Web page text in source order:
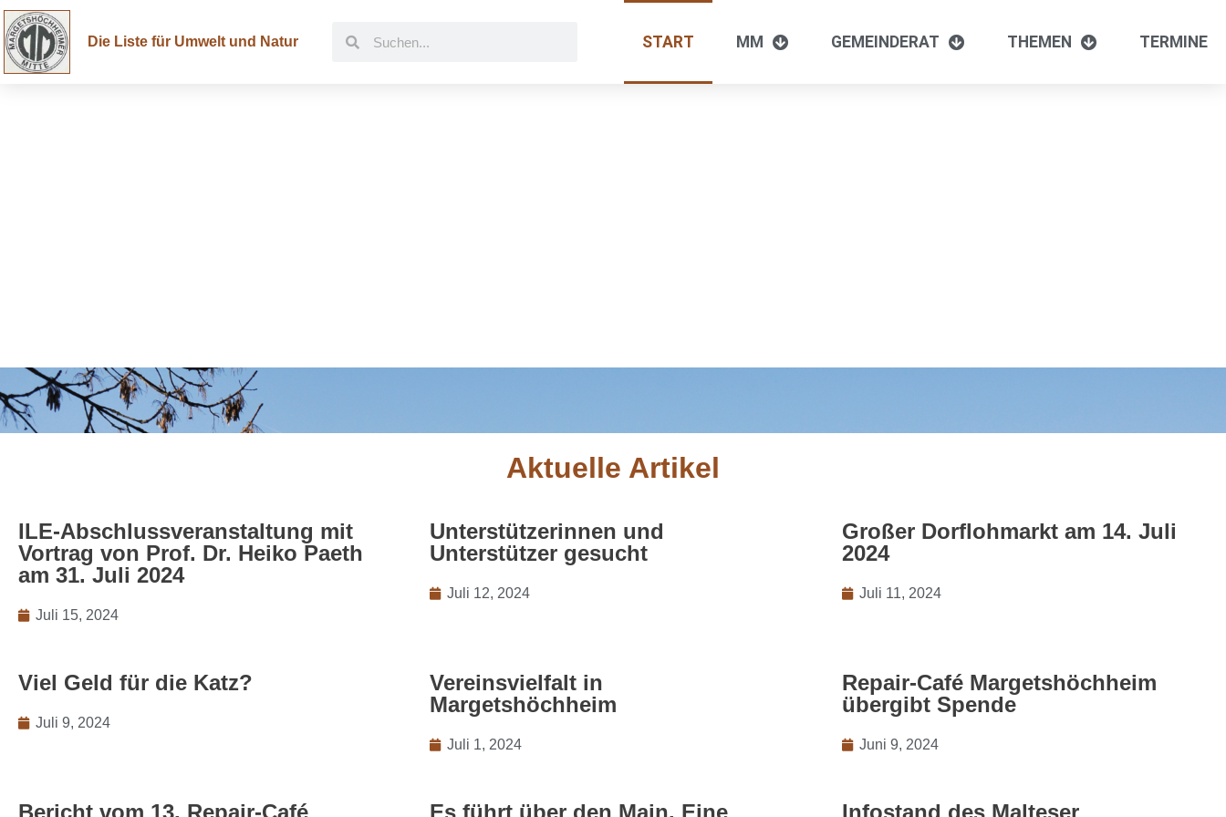
Die Liste für Umwelt und Natur START MM GEMEINDERAT THEMEN TERMINE
Aktuelle Artikel
ILE-Abschlussveranstaltung mit
Vortrag von Prof. Dr. Heiko Paeth
am 31. Juli 2024
Juli 15, 2024
Unterstützerinnen und
Unterstützer gesucht
Juli 12, 2024
Großer Dorflohmarkt am 14. Juli
2024
Juli 11, 2024
Viel Geld für die Katz?
Juli 9, 2024
Vereinsvielfalt in
Margetshöchheim
Juli 1, 2024
Repair-Café Margetshöchheim
übergibt Spende
Juni 9, 2024
Bericht vom 13. Repair-Café Es führt über den Main. Eine Infostand des Malteser